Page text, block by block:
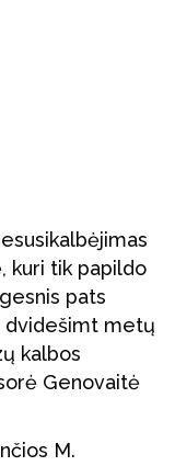
kuri tik papildo
pats
dvidešimt metų
kalbos
Genovaitė
M.